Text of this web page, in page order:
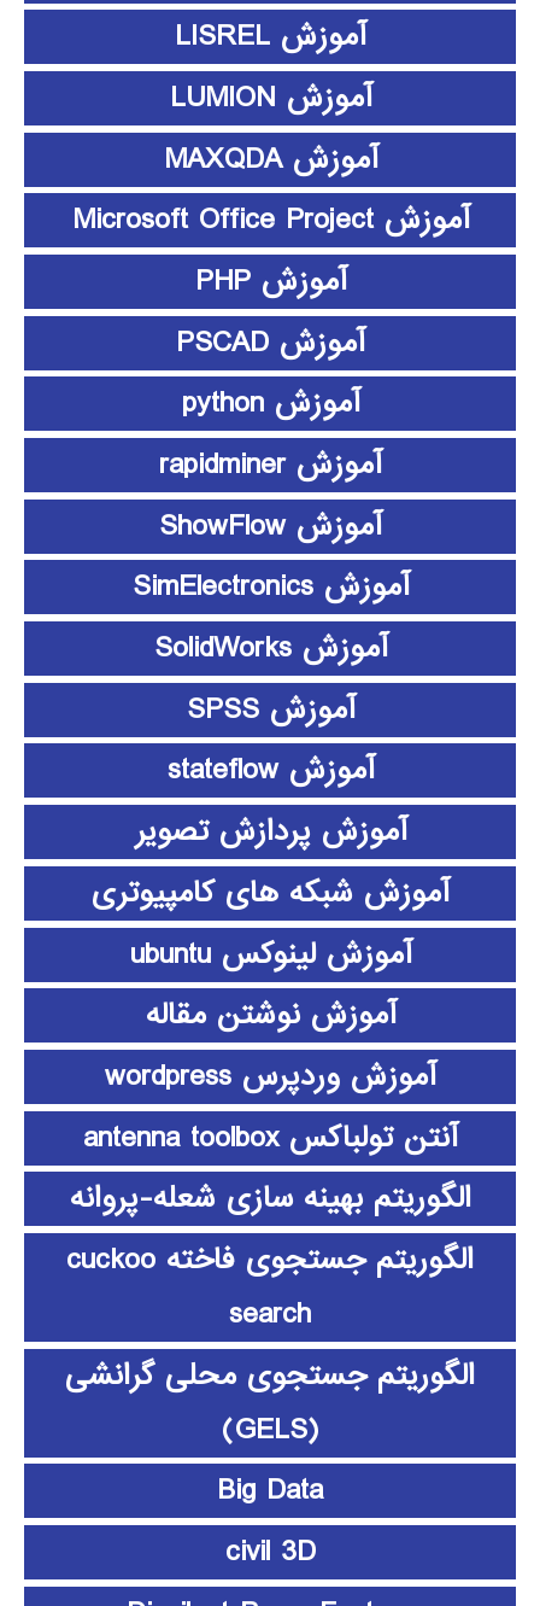
آموزش LISREL
آموزش LUMION
آموزش MAXQDA
آموزش Microsoft Office Project
آموزش PHP
آموزش PSCAD
آموزش python
آموزش rapidminer
آموزش ShowFlow
آموزش SimElectronics
آموزش SolidWorks
آموزش SPSS
آموزش stateflow
آموزش پردازش تصویر
آموزش شبکه های کامپیوتری
آموزش لینوکس ubuntu
آموزش نوشتن مقاله
آموزش وردپرس wordpress
آنتن تولباکس antenna toolbox
الگوریتم بهینه سازی شعله-پروانه
الگوریتم جستجوی فاخته cuckoo
search
الگوریتم جستجوی محلی گرانشی
(GELS)
Big Data
civil 3D